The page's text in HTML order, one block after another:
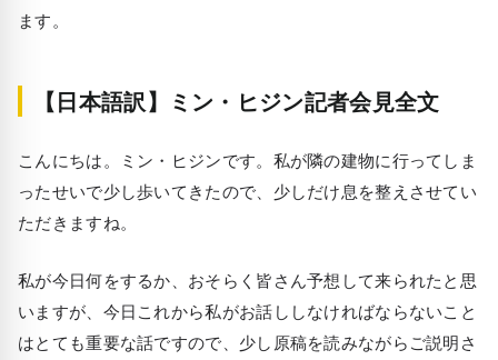
ます。
【日本語訳】ミン・ヒジン記者会見全文
こんにちは。ミン・ヒジンです。私が隣の建物に行ってしま
ったせいで少し歩いてきたので、少しだけ息を整えさせてい
ただきますね。
私が今日何をするか、おそらく皆さん予想して来られたと思
いますが、今日これから私がお話ししなければならないこと
はとても重要な話ですので、少し原稿を読みながらご説明さ